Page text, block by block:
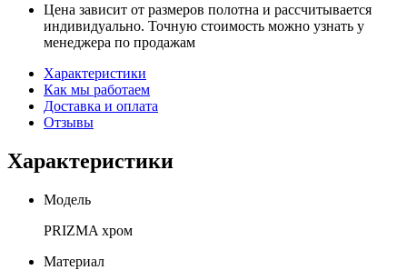
Цена зависит от размеров полотна и рассчитывается
индивидуально. Точную стоимость можно узнать у
менеджера по продажам
Характеристики
Как мы работаем
Доставка и оплата
Отзывы
Характеристики
Модель
PRIZMA хром
Материал